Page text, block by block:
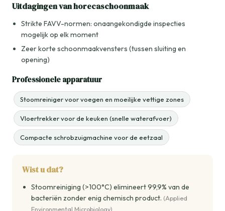
Uitdagingen van horecaschoonmaak
Strikte FAVV-normen: onaangekondigde inspecties
mogelijk op elk moment
Zeer korte schoonmaakvensters (tussen sluiting en
opening)
Professionele apparatuur
Stoomreiniger voor voegen en moeilijke vettige zones
Vloertrekker voor de keuken (snelle waterafvoer)
Compacte schrobzuigmachine voor de eetzaal
Wist u dat?
Stoomreiniging (>100°C) elimineert 99,9% van de
bacteriën zonder enig chemisch product. (Applied
Environmental Microbiology)